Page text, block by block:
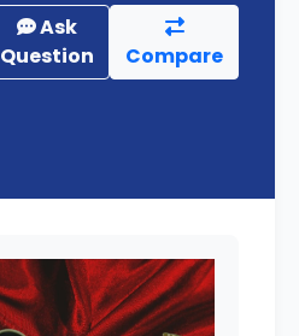
Ask
Question
Compare